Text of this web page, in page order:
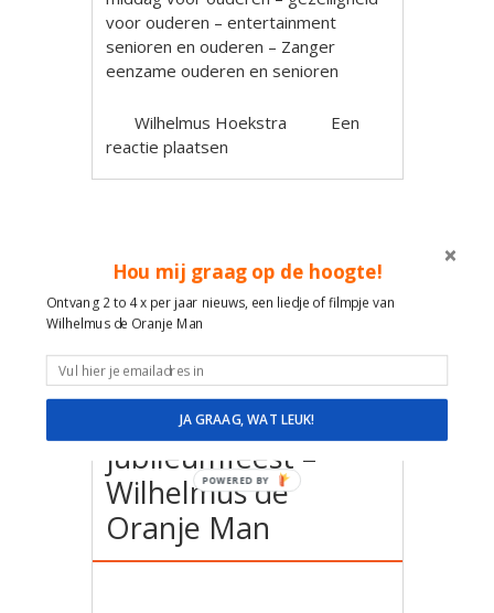
voor ouderen – entertainment
senioren en ouderen – Zanger
eenzame ouderen en senioren
Wilhelmus Hoekstra
Een
reactie plaatsen
24
SEP
We Share Care
Langeveldsehof
Sassenheim 7 jaar
jubileumfeest –
Wilhelmus de
Oranje Man
Hou mij graag op de hoogte!
Ontvang 2 to 4 x per jaar nieuws, een liedje of filmpje van
Wilhelmus de Oranje Man
JA GRAAG, WAT LEUK!
POWERED BY